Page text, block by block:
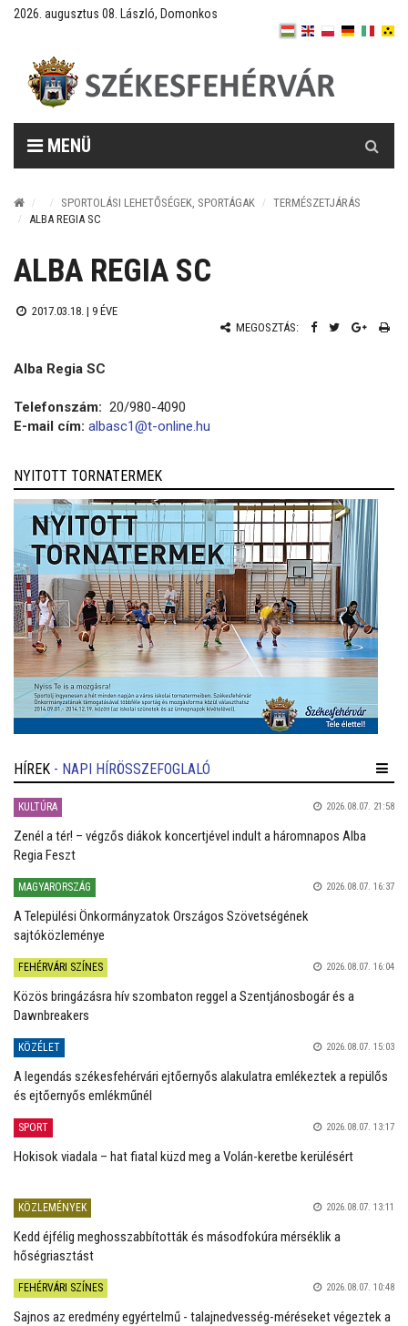
2026. augusztus 08. László, Domonkos
MENÜ
SPORTOLÁSI LEHETŐSÉGEK, SPORTÁGAK
TERMÉSZETJÁRÁS
ALBA REGIA SC
ALBA REGIA SC
2017.03.18. | 9 ÉVE
MEGOSZTÁS:
Alba Regia SC
Telefonszám: 20/980-4090
E-mail cím: albasc1@t-online.hu
NYITOTT TORNATERMEK
HÍREK - NAPI HÍRÖSSZEFOGLALÓ
KULTÚRA 2026.08.07. 21:58
Zenél a tér! – végzős diákok koncertjével indult a háromnapos Alba
Regia Feszt
MAGYARORSZÁG 2026.08.07. 16:37
A Települési Önkormányzatok Országos Szövetségének
sajtóközleménye
FEHÉRVÁRI SZÍNES 2026.08.07. 16:04
Közös bringázásra hív szombaton reggel a Szentjánosbogár és a
Dawnbreakers
KÖZÉLET 2026.08.07. 15:03
A legendás székesfehérvári ejtőernyős alakulatra emlékeztek a repülős
és ejtőernyős emlékműnél
SPORT 2026.08.07. 13:17
Hokisok viadala – hat fiatal küzd meg a Volán-keretbe kerülésért
KÖZLEMÉNYEK 2026.08.07. 13:11
Kedd éjfélig meghosszabbították és másodfokúra mérséklik a
hőségriasztást
FEHÉRVÁRI SZÍNES 2026.08.07. 10:48
Sajnos az eredmény egyértelmű - talajnedvesség-méréseket végeztek a